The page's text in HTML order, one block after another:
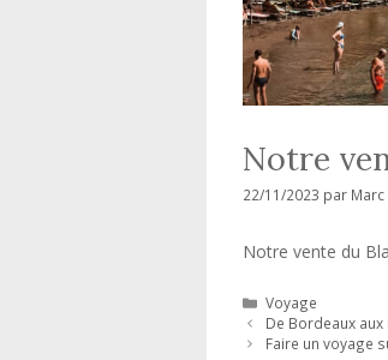
Notre
22/11/2023 par
Notre vente du
Catégories
Voyage
De Bordeaux
Faire un voyage